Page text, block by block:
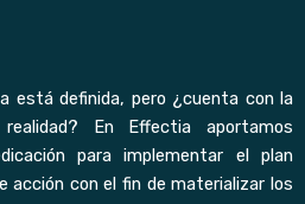
está definida, pero ¿cuenta con la
En Effectia aportamos
para implementar el plan
acción con el fin de materializar los